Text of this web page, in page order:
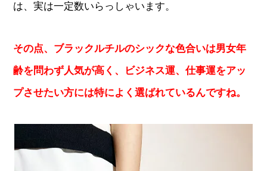
は、実は一定数いらっしゃいます。
その点、ブラックルチルのシックな色合いは男女年
齢を問わず人気が高く、ビジネス運、仕事運をアッ
プさせたい方には特によく選ばれているんですね。